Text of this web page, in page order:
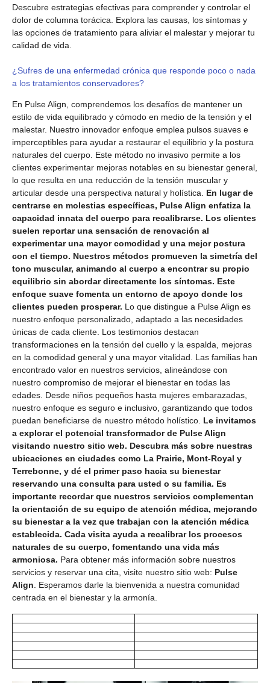
Descubre estrategias efectivas para comprender y controlar el
dolor de columna torácica. Explora las causas, los síntomas y
las opciones de tratamiento para aliviar el malestar y mejorar tu
calidad de vida.
¿Sufres de una enfermedad crónica que responde poco o nada
a los tratamientos conservadores?
En Pulse Align, comprendemos los desafíos de mantener un
estilo de vida equilibrado y cómodo en medio de la tensión y el
malestar. Nuestro innovador enfoque emplea pulsos suaves e
imperceptibles para ayudar a restaurar el equilibrio y la postura
naturales del cuerpo. Este método no invasivo permite a los
clientes experimentar mejoras notables en su bienestar general,
lo que resulta en una reducción de la tensión muscular y
articular desde una perspectiva natural y holística. En lugar de
centrarse en molestias específicas, Pulse Align enfatiza la
capacidad innata del cuerpo para recalibrarse. Los clientes
suelen reportar una sensación de renovación al
experimentar una mayor comodidad y una mejor postura
con el tiempo. Nuestros métodos promueven la simetría del
tono muscular, animando al cuerpo a encontrar su propio
equilibrio sin abordar directamente los síntomas. Este
enfoque suave fomenta un entorno de apoyo donde los
clientes pueden prosperar. Lo que distingue a Pulse Align es
nuestro enfoque personalizado, adaptado a las necesidades
únicas de cada cliente. Los testimonios destacan
transformaciones en la tensión del cuello y la espalda, mejoras
en la comodidad general y una mayor vitalidad. Las familias han
encontrado valor en nuestros servicios, alineándose con
nuestro compromiso de mejorar el bienestar en todas las
edades. Desde niños pequeños hasta mujeres embarazadas,
nuestro enfoque es seguro e inclusivo, garantizando que todos
puedan beneficiarse de nuestro método holístico. Le invitamos
a explorar el potencial transformador de Pulse Align
visitando nuestro sitio web. Descubra más sobre nuestras
ubicaciones en ciudades como La Prairie, Mont-Royal y
Terrebonne, y dé el primer paso hacia su bienestar
reservando una consulta para usted o su familia. Es
importante recordar que nuestros servicios complementan
la orientación de su equipo de atención médica, mejorando
su bienestar a la vez que trabajan con la atención médica
establecida. Cada visita ayuda a recalibrar los procesos
naturales de su cuerpo, fomentando una vida más
armoniosa. Para obtener más información sobre nuestros
servicios y reservar una cita, visite nuestro sitio web: Pulse
Align. Esperamos darle la bienvenida a nuestra comunidad
centrada en el bienestar y la armonía.